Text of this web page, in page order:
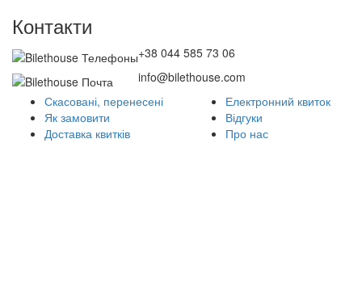
Контакти
+38 044 585 73 06
info@bilethouse.com
Скасовані, перенесені
Як замовити
Доставка квитків
Електронний квиток
Відгуки
Про нас